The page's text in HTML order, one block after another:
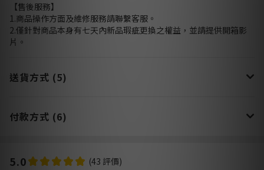
【售後服務】
1.商品操作方面及維修服務請聯繫客服。
2.僅針對商品本身有七天內新品瑕疵更換之權益，並請提供開箱影
片。
送貨方式 (5)
付款方式 (6)
5.0 (43 評價)